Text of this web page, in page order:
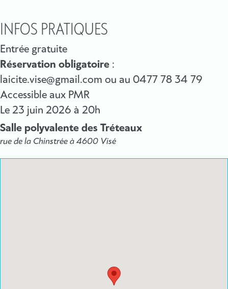
INFOS PRATIQUES
Entrée gratuite
Réservation obligatoire :
laicite.vise@gmail.com ou au 0477 78 34 79
Accessible aux PMR
Le 23 juin 2026 à 20h
Salle polyvalente des Tréteaux
rue de la Chinstrée à 4600 Visé